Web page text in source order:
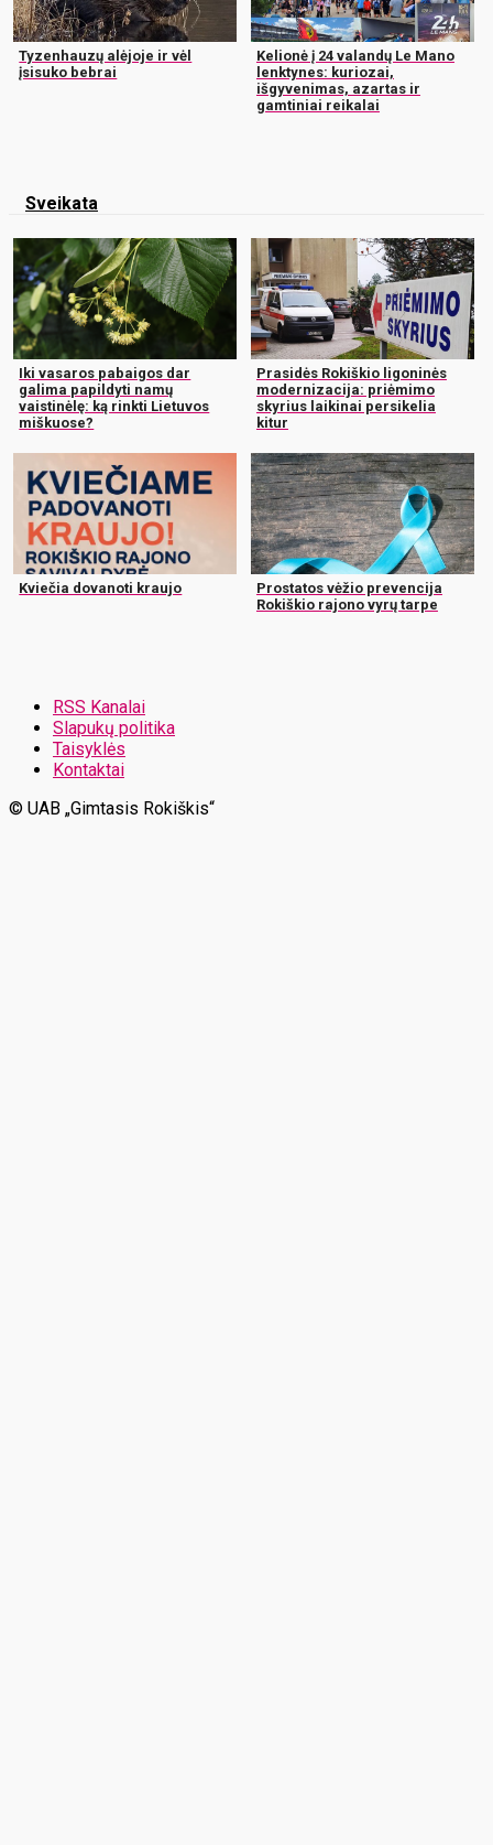
Tyzenhauzų alėjoje ir vėl
įsisuko bebrai
Kelionė į 24 valandų Le Mano
lenktynes: kuriozai,
išgyvenimas, azartas ir
gamtiniai reikalai
Sveikata
Iki vasaros pabaigos dar
galima papildyti namų
vaistinėlę: ką rinkti Lietuvos
miškuose?
Prasidės Rokiškio ligoninės
modernizacija: priėmimo
skyrius laikinai persikelia
kitur
Kviečia dovanoti kraujo
Prostatos vėžio prevencija
Rokiškio rajono vyrų tarpe
RSS Kanalai
Slapukų politika
Taisyklės
Kontaktai
© UAB „Gimtasis Rokiškis“